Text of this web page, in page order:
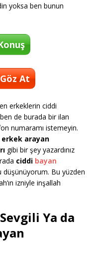
yoksa ben bunun
At
erkeklerin ciddi
de burada bir ilan
numaramı istemeyin.
erkek arayan
gibi bir şey yazardınız
ciddi bayan
düşünüyorum. Bu yüzden
izniyle inşallah
Ya da